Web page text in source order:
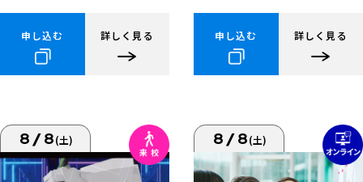
申し込む 詳しく見る 申し込む 詳しく見る
8/8(土) 8/8(土)